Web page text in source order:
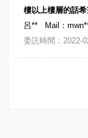
樓以上樓層的話
呂** Mail：
委託時間：2022-